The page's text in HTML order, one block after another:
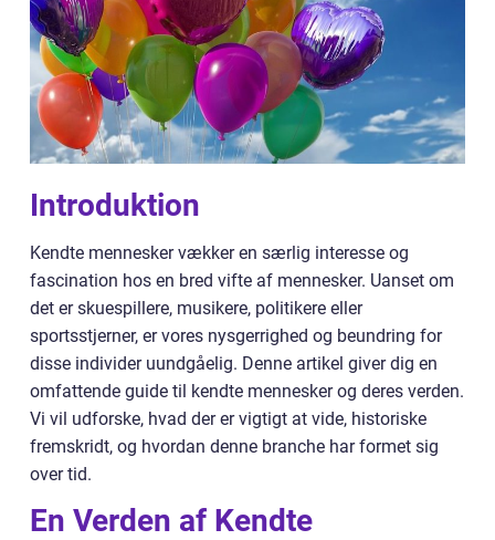
Introduktion
Kendte mennesker vækker en særlig interesse og
fascination hos en bred vifte af mennesker. Uanset om
det er skuespillere, musikere, politikere eller
sportsstjerner, er vores nysgerrighed og beundring for
disse individer uundgåelig. Denne artikel giver dig en
omfattende guide til kendte mennesker og deres verden.
Vi vil udforske, hvad der er vigtigt at vide, historiske
fremskridt, og hvordan denne branche har formet sig
over tid.
En Verden af Kendte